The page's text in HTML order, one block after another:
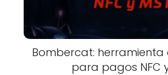
Bombercat:
para pagos NFC